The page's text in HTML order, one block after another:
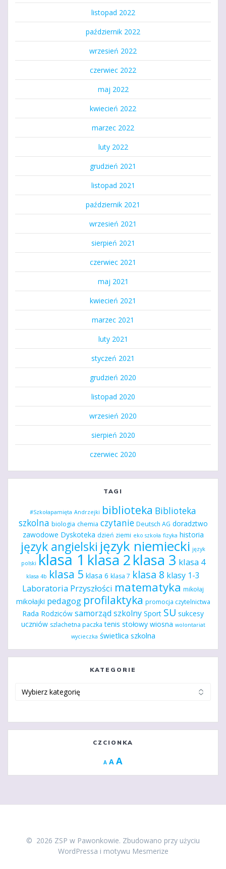
listopad 2022
październik 2022
wrzesień 2022
czerwiec 2022
maj 2022
kwiecień 2022
marzec 2022
luty 2022
grudzień 2021
listopad 2021
październik 2021
wrzesień 2021
sierpień 2021
czerwiec 2021
maj 2021
kwiecień 2021
marzec 2021
luty 2021
styczeń 2021
grudzień 2020
listopad 2020
wrzesień 2020
sierpień 2020
czerwiec 2020
TAGI
#Szkołapamięta Andrzejki biblioteka Biblioteka
szkolna biologia chemia czytanie Deutsch AG doradztwo
zawodowe Dyskoteka dzień ziemi eko szkoła fizyka historia
język angielski język niemiecki język
polski klasa 1 klasa 2klasa 3 klasa 4
klasa 4b klasa 5 klasa 6 klasa 7 klasa 8 klasy 1-3
Laboratoria Przyszłości matematyka mikołaj
mikołajki pedagog profilaktyka promocja czytelnictwa
Rada Rodziców samorząd szkolny Sport SU sukcesy
uczniów szlachetna paczka tenis stołowy wiosna wolontariat
wycieczka świetlica szkolna
KATEGORIE
CZCIONKA
A Decrease
A Reset
A
© 2026 ZSP w Pawonkowie. Zbudowano przy użyciu
WordPressa i motywu Mesmerize